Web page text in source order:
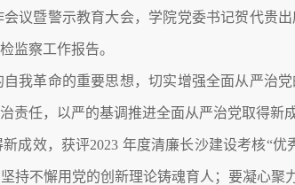
议暨警示教育大会，学院党委书记贺代贵
监察工作报告。
我革命的重要思想，切实增强全面从严治
责任，以严的基调推进全面从严治党取得新成
成效，获评2023 年度清廉长沙建设考核“
持不懈用党的创新理论铸魂育人；要凝心